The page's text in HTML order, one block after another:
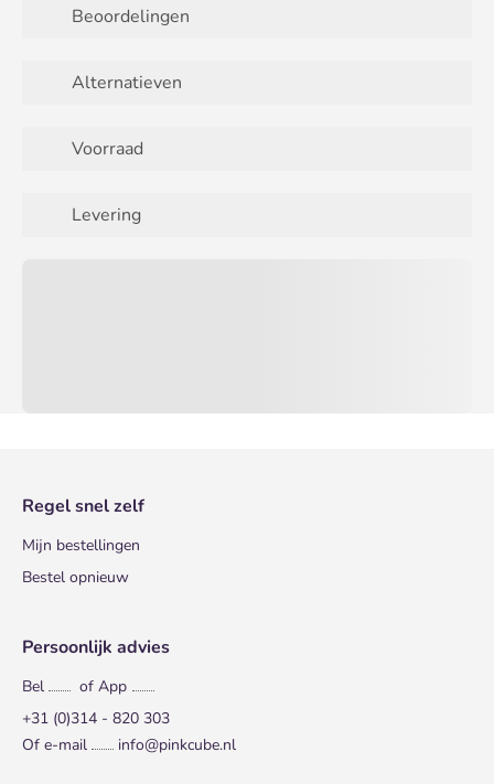
Beoordelingen
Alternatieven
Voorraad
Levering
Regel snel zelf
Mijn bestellingen
Bestel opnieuw
Persoonlijk advies
Bel
of App
+31 (0)314 - 820 303
Of e-mail
info@pinkcube.nl